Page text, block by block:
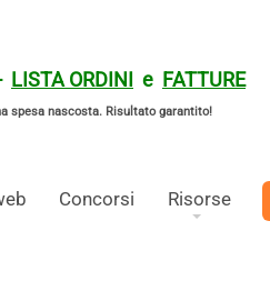
LISTA ORDINI e FATTURE
spesa nascosta. Risultato garantito!
Concorsi Risorse